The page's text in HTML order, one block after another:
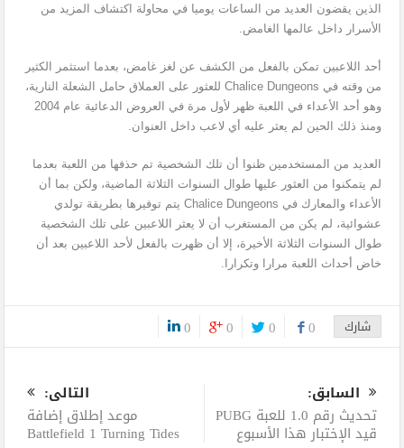
الذين يقضون العديد من الساعات يوميا في محاولة اكتشاف المزيد من
الأسرار داخل عالمها الغامض.
أحد اللاعبين تمكن بالفعل من الكشف عن لغز غامض، بعدما استثمر الكثير
من وقته في Chalice Dungeons للعثور على العملاق حامل الشعلة النارية،
وهو أحد الأعداء في اللعبة ظهر لأول مرة في العروض الدعائية عام 2004
ومنذ ذلك الحين لم يعثر عليه أي لاعب داخل العنوان.
العديد من المستخدمين ظنوا أن تلك الشخصية تم حذفها من اللعبة بعدما
لم يتمكنوا من العثور عليها طوال السنوات الثلاثة الماضية، ولكن بما أن
الأعداء والمعارك في Chalice Dungeons يتم توفيرها بطريقة تولدي
عشوائية، لم يكن من المستغرب أن لا يعثر اللاعبين على تلك الشخصية
طوال السنوات الثلاثة الأخيرة، إلا أن ظهرت بالفعل لأحد اللاعبين بعد أن
خاض أحداث اللعبة مرارا وتكرارا.
شارك 0
0
0
0
السابق:
تحديث رقم 1.0 للعبة PUBG
قيد الإختبار هذا الأسبوع
التالى:
موعد إطلاق إضافة
Battlefield 1 Turning Tides